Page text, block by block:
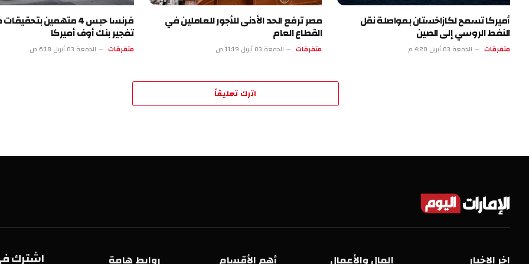
أميركا تسمح لكازاخستان بمواصلة نقل
النفط الروسي إلى الصين
متفرقات الجمعة 03 أبريل 4:20 م
مصر ترفع الحد الأدنى للأجور للعاملين في
القطاع العام
متفرقات الجمعة 03 أبريل 11:19 ص
فرنسا حبس 4 متهمين
تفجير بنك أوف أميركا
متفرقات الجمعة 03 أبريل 6:18 ص
اترك تعليقاً
اخر الاخبار المال والأعمال أهم الأقسام روابط هامة اشترك